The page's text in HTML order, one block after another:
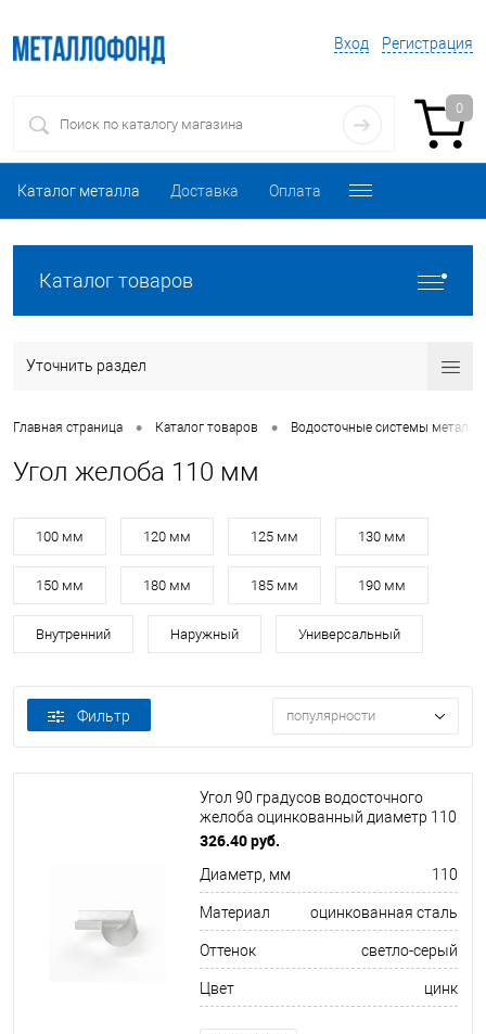
Вход Регистрация
0
Каталог металла Доставка Оплата
Каталог товаров
Уточнить раздел
Главная страница • Каталог товаров • Водосточные системы
Угол желоба 110 мм
100 мм 120 мм 125 мм 130 мм
150 мм 180 мм 185 мм 190 мм
Внутренний Наружный Универсальный
Фильтр популярности
Угол 90 градусов водосточного
желоба оцинкованный диаметр 110
мм
326.40 руб.
Диаметр, мм 110
Материал оцинкованная сталь
Оттенок светло-серый
Цвет цинк